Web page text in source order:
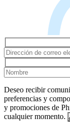
Deseo recibir
preferencias y
y promociones de
cualquier momento.